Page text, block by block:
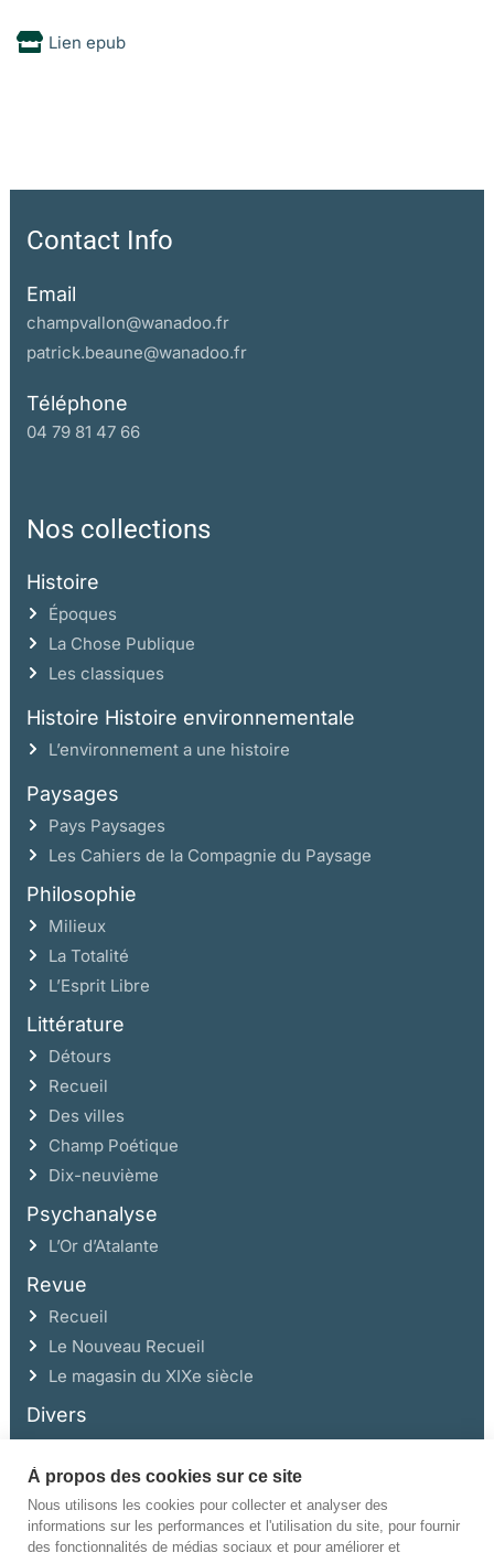
Lien epub
Contact Info
Email
champvallon@wanadoo.fr
patrick.beaune@wanadoo.fr
Téléphone
04 79 81 47 66
Nos collections
Histoire
Époques
La Chose Publique
Les classiques
Histoire Histoire environnementale
L’environnement a une histoire
Paysages
Pays Paysages
Les Cahiers de la Compagnie du Paysage
Philosophie
Milieux
La Totalité
L’Esprit Libre
Littérature
Détours
Recueil
Des villes
Champ Poétique
Dix-neuvième
Psychanalyse
L’Or d’Atalante
Revue
Recueil
Le Nouveau Recueil
Le magasin du XIXe siècle
Divers
Ce site a été réalisé avec l’aide de la Région Auvergne Rhône-Alpes et de la
Drac Rhône-Alpes.
À propos des cookies sur ce site
Nous utilisons les cookies pour collecter et analyser des
informations sur les performances et l'utilisation du site, pour fournir
des fonctionnalités de médias sociaux et pour améliorer et